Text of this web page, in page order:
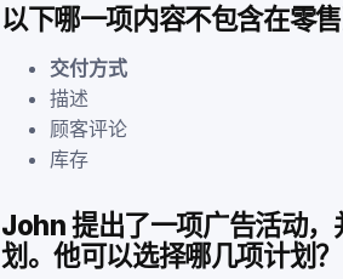
以下哪一项内容不包含在零
交付方式
描述
顾客评论
库存
John 提出了一项广告活动
划。他可以选择哪几项计划？